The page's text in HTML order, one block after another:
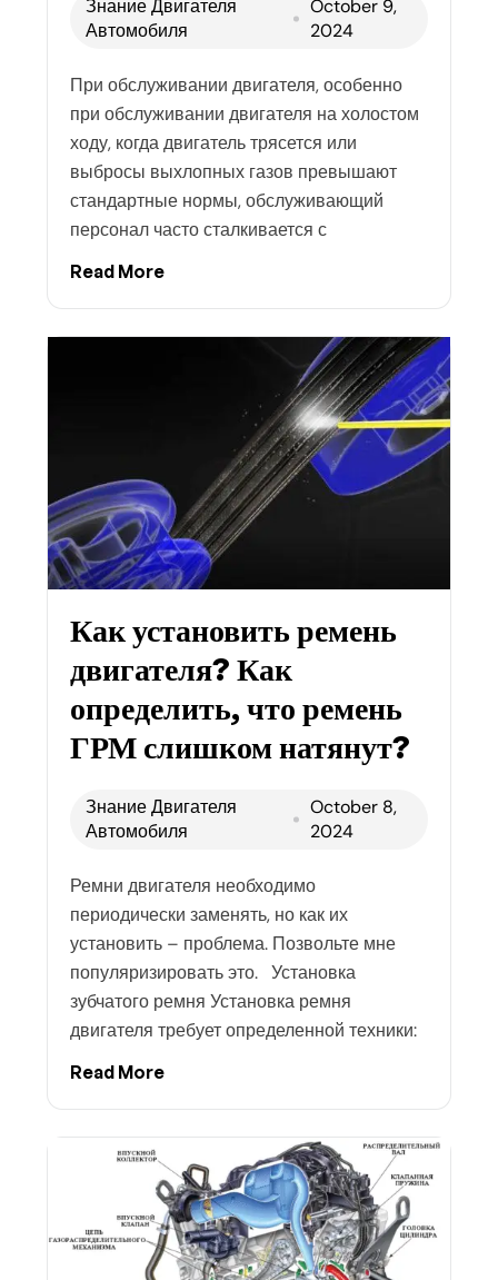
Знание Двигателя
Автомобиля
October 9,
2024
При обслуживании двигателя, особенно
при обслуживании двигателя на холостом
ходу, когда двигатель трясется или
выбросы выхлопных газов превышают
стандартные нормы, обслуживающий
персонал часто сталкивается с
Read More
Как установить ремень
двигателя? Как
определить, что ремень
ГРМ слишком натянут?
Знание Двигателя
Автомобиля
October 8,
2024
Ремни двигателя необходимо
периодически заменять, но как их
установить – проблема. Позвольте мне
популяризировать это. Установка
зубчатого ремня Установка ремня
двигателя требует определенной техники:
Read More